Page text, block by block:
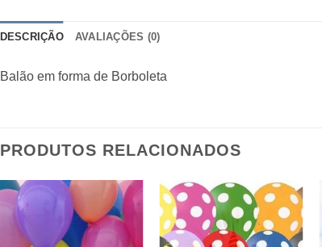
DESCRIÇÃO AVALIAÇÕES (0)
Balão em forma de Borboleta
PRODUTOS RELACIONADOS